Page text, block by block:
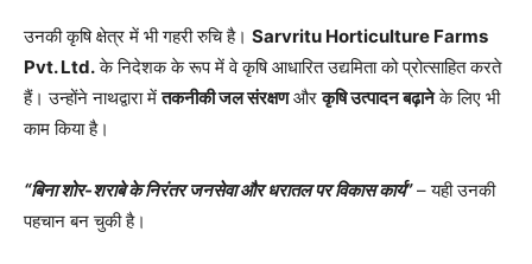
उनकी कृषि क्षेत्र में भी गहरी रुचि है। Sarvritu Horticulture Farms
Pvt. Ltd.के निदेशक के रूप में वे कृषि आधारित उद्यमिता को प्रोत्साहित करते
हैं। उन्होंने नाथद्वारा मेंतकनीकी जल संरक्षणऔरकृषि उत्पादन बढ़ानेके लिए भी
काम किया है।
“बिना शोर-शराबे के निरंतर जनसेवा और धरातल पर विकास कार्य”– यही उनकी
पहचान बन चुकी है।